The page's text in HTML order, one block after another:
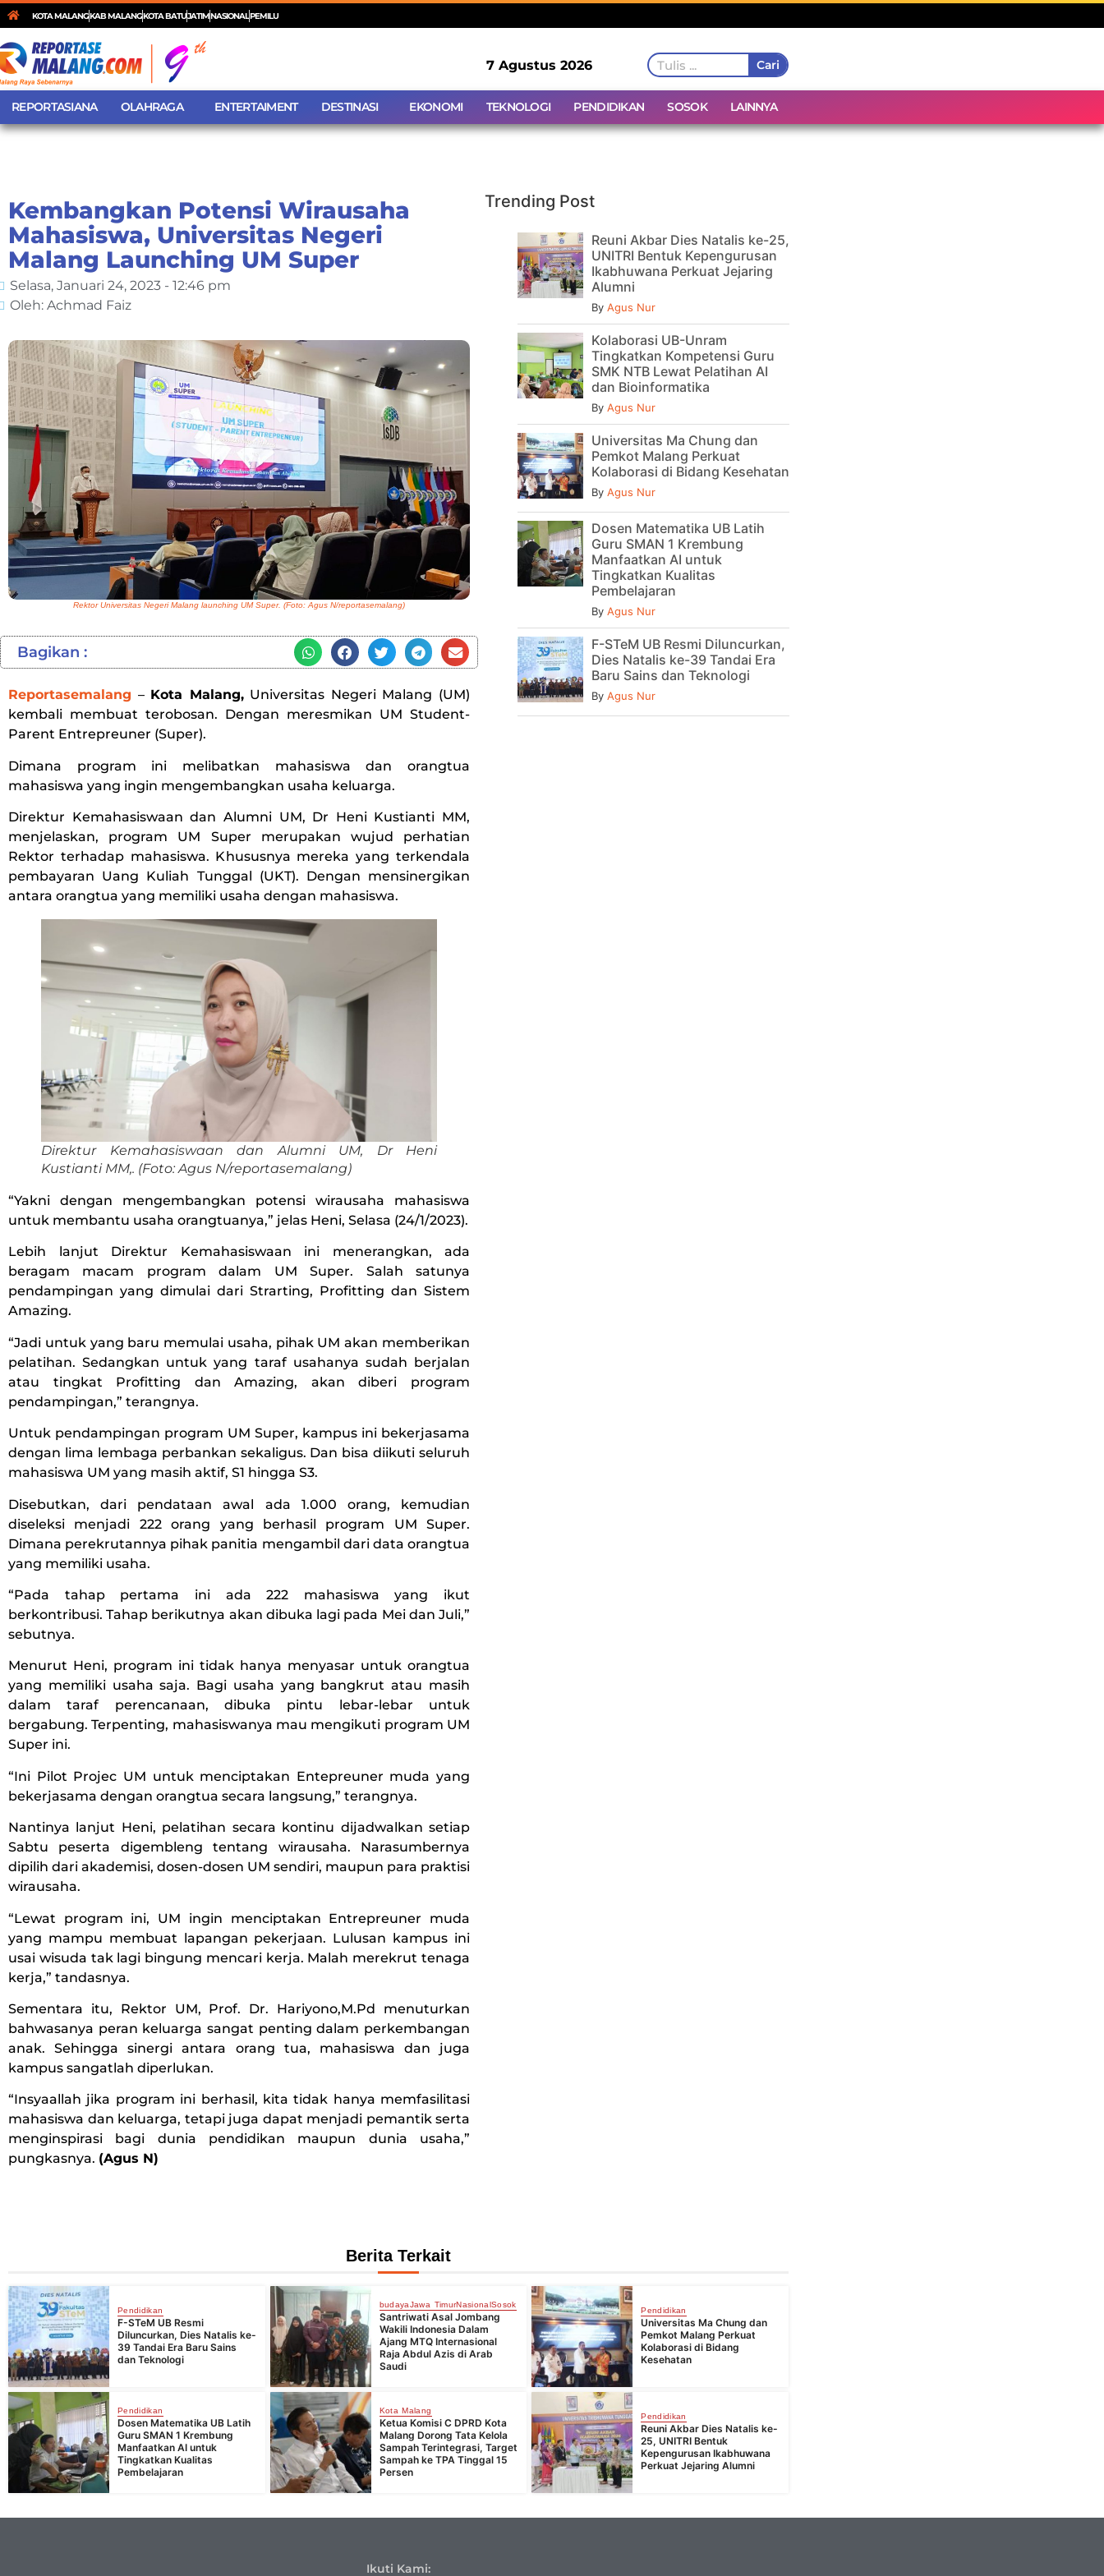
KOTA MALANGKAB MALANGKOTA BATUJATIMNASIONALPEMILU
7 Agustus 2026 Cari
REPORTASIANA OLAHRAGA ENTERTAIMENT DESTINASI EKONOMI TEKNOLOGI PENDIDIKAN SOSOK LAINNYA
Kembangkan Potensi Wirausaha
Mahasiswa, Universitas Negeri
Malang Launching UM Super
Selasa, Januari 24, 2023 - 12:46 pm
Oleh: Achmad Faiz
Rektor Universitas Negeri Malang launching UM Super. (Foto: Agus N/reportasemalang)
Bagikan :
Reportasemalang – Kota Malang,Universitas Negeri Malang (UM)
kembali membuat terobosan. Dengan meresmikan UM Student-
Parent Entrepreuner (Super).
Dimana program ini melibatkan mahasiswa dan orangtua
mahasiswa yang ingin mengembangkan usaha keluarga.
Direktur Kemahasiswaan dan Alumni UM, Dr Heni Kustianti MM,
menjelaskan, program UM Super merupakan wujud perhatian
Rektor terhadap mahasiswa. Khususnya mereka yang terkendala
pembayaran Uang Kuliah Tunggal (UKT). Dengan mensinergikan
antara orangtua yang memiliki usaha dengan mahasiswa.
Direktur Kemahasiswaan dan Alumni UM, Dr Heni
Kustianti MM,. (Foto: Agus N/reportasemalang)
“Yakni dengan mengembangkan potensi wirausaha mahasiswa
untuk membantu usaha orangtuanya,” jelas Heni, Selasa (24/1/2023).
Lebih lanjut Direktur Kemahasiswaan ini menerangkan, ada
beragam macam program dalam UM Super. Salah satunya
pendampingan yang dimulai dari Strarting, Profitting dan Sistem
Amazing.
“Jadi untuk yang baru memulai usaha, pihak UM akan memberikan
pelatihan. Sedangkan untuk yang taraf usahanya sudah berjalan
atau tingkat Profitting dan Amazing, akan diberi program
pendampingan,” terangnya.
Untuk pendampingan program UM Super, kampus ini bekerjasama
dengan lima lembaga perbankan sekaligus. Dan bisa diikuti seluruh
mahasiswa UM yang masih aktif, S1 hingga S3.
Disebutkan, dari pendataan awal ada 1.000 orang, kemudian
diseleksi menjadi 222 orang yang berhasil program UM Super.
Dimana perekrutannya pihak panitia mengambil dari data orangtua
yang memiliki usaha.
“Pada tahap pertama ini ada 222 mahasiswa yang ikut
berkontribusi. Tahap berikutnya akan dibuka lagi pada Mei dan Juli,”
sebutnya.
Menurut Heni, program ini tidak hanya menyasar untuk orangtua
yang memiliki usaha saja. Bagi usaha yang bangkrut atau masih
dalam taraf perencanaan, dibuka pintu lebar-lebar untuk
bergabung. Terpenting, mahasiswanya mau mengikuti program UM
Super ini.
“Ini Pilot Projec UM untuk menciptakan Entepreuner muda yang
bekerjasama dengan orangtua secara langsung,” terangnya.
Nantinya lanjut Heni, pelatihan secara kontinu dijadwalkan setiap
Sabtu peserta digembleng tentang wirausaha. Narasumbernya
dipilih dari akademisi, dosen-dosen UM sendiri, maupun para praktisi
wirausaha.
“Lewat program ini, UM ingin menciptakan Entrepreuner muda
yang mampu membuat lapangan pekerjaan. Lulusan kampus ini
usai wisuda tak lagi bingung mencari kerja. Malah merekrut tenaga
kerja,” tandasnya.
Sementara itu, Rektor UM, Prof. Dr. Hariyono,M.Pd menuturkan
bahwasanya peran keluarga sangat penting dalam perkembangan
anak. Sehingga sinergi antara orang tua, mahasiswa dan juga
kampus sangatlah diperlukan.
“Insyaallah jika program ini berhasil, kita tidak hanya memfasilitasi
mahasiswa dan keluarga, tetapi juga dapat menjadi pemantik serta
menginspirasi bagi dunia pendidikan maupun dunia usaha,”
pungkasnya. (Agus N)
Trending Post
Reuni Akbar Dies Natalis ke-25,
UNITRI Bentuk Kepengurusan
Ikabhuwana Perkuat Jejaring
Alumni
By Agus Nur
Kolaborasi UB-Unram
Tingkatkan Kompetensi Guru
SMK NTB Lewat Pelatihan AI
dan Bioinformatika
By Agus Nur
Universitas Ma Chung dan
Pemkot Malang Perkuat
Kolaborasi di Bidang Kesehatan
By Agus Nur
Dosen Matematika UB Latih
Guru SMAN 1 Krembung
Manfaatkan AI untuk
Tingkatkan Kualitas
Pembelajaran
By Agus Nur
F-STeM UB Resmi Diluncurkan,
Dies Natalis ke-39 Tandai Era
Baru Sains dan Teknologi
By Agus Nur
Berita Terkait
Pendidikan
F-STeM UB Resmi
Diluncurkan, Dies Natalis ke-
39 Tandai Era Baru Sains
dan Teknologi
budayaJawa TimurNasionalSosok
Santriwati Asal Jombang
Wakili Indonesia Dalam
Ajang MTQ Internasional
Raja Abdul Azis di Arab
Saudi
Pendidikan
Universitas Ma Chung dan
Pemkot Malang Perkuat
Kolaborasi di Bidang
Kesehatan
Pendidikan
Dosen Matematika UB Latih
Guru SMAN 1 Krembung
Manfaatkan AI untuk
Tingkatkan Kualitas
Pembelajaran
Kota Malang
Ketua Komisi C DPRD Kota
Malang Dorong Tata Kelola
Sampah Terintegrasi, Target
Sampah ke TPA Tinggal 15
Persen
Pendidikan
Reuni Akbar Dies Natalis ke-
25, UNITRI Bentuk
Kepengurusan Ikabhuwana
Perkuat Jejaring Alumni
Ikuti Kami: